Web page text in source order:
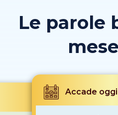
Le parole
Accade oggi